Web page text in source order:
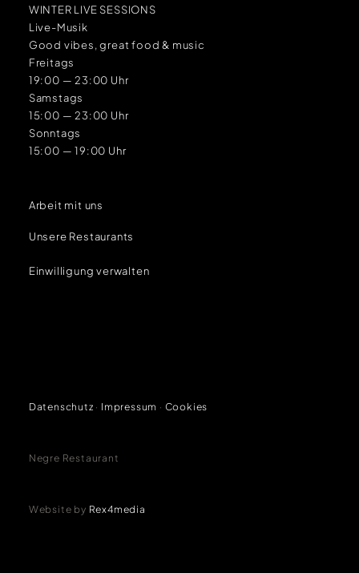
WINTER LIVE SESSIONS
Live-Musik
Good vibes, great food & music
Freitags
19:00 — 23:00 Uhr
Samstags
15:00 — 23:00 Uhr
Sonntags
15:00 — 19:00 Uhr
Arbeit mit uns
Unsere Restaurants
Einwilligung verwalten
Datenschutz · Impressum · Cookies
Negre Restaurant
Website by Rex4media